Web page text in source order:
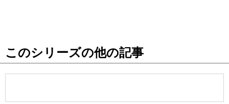
お知らせ
このシリーズの他の記事